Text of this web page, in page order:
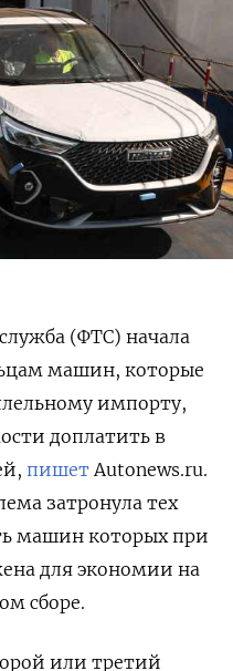
(ФТС) начала
машин, которые
импорту,
доплатить в
пишет Autonews.ru.
затронула тех
машин которых при
для экономии на
сборе.
или третий